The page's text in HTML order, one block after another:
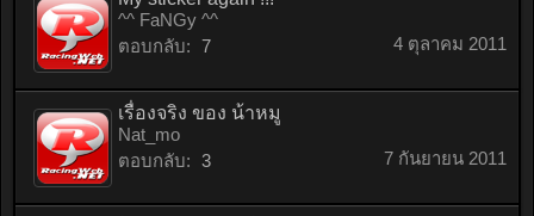
^^ FaNGy ^^
ตอบกลับ: 7 4 ตุลาคม 2011
เรื่องจริง ของ น้าหมู
Nat_mo
ตอบกลับ: 3 7 กันยายน 2011